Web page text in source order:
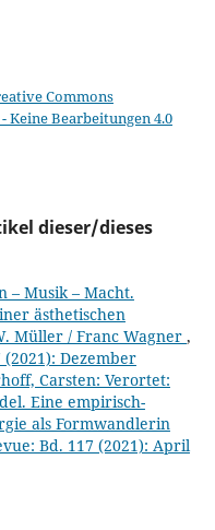
Commons
Keine Bearbeitungen 4.0
dieser/dieses
– Musik – Macht.
ästhetischen
Müller / Franc Wagner ,
(2021): Dezember
Carsten: Verortet:
Eine empirisch-
als Formwandlerin
Bd. 117 (2021): April